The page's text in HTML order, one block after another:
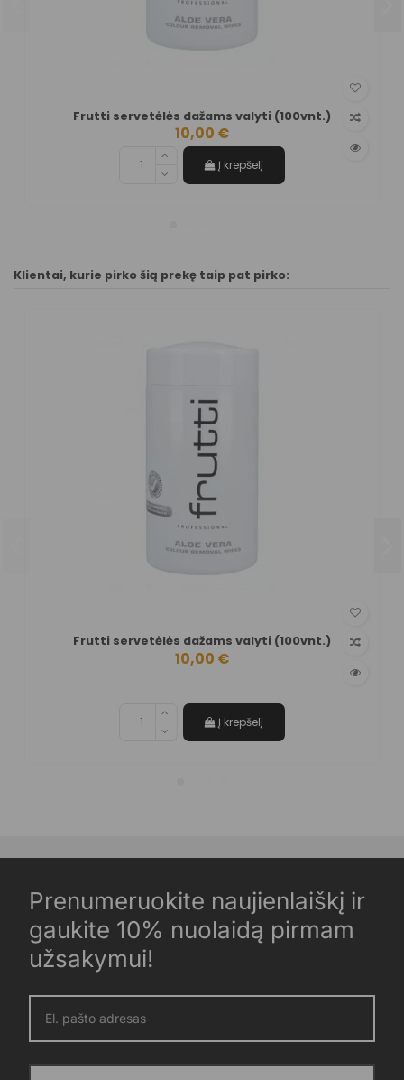
Frutti servetėlės dažams valyti (100vnt.)
10,00 €
Į krepšelį
Klientai, kurie pirko šią prekę taip pat pirko:
Frutti servetėlės dažams valyti (100vnt.)
10,00 €
Į krepšelį
Prenumeruokite naujienlaiškį ir
gaukite 10% nuolaidą pirmam
užsakymui!